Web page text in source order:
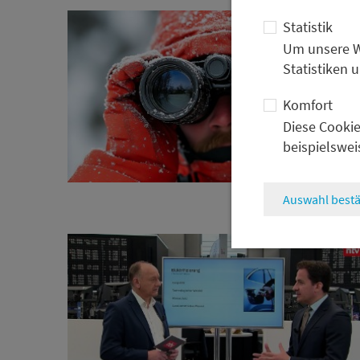
Statistik
Um unsere
Statistiken
Komfort
Diese
Auswahl